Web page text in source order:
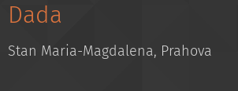
Dada
Stan Maria-Magdalena, Prahova